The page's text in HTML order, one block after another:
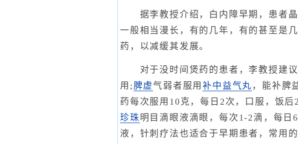
据李教授介绍，白内障早期，患者晶
一般相当漫长，有的几年，有的甚至是
药，以减缓其发展。
对于没时间煲药的患者，李教授建议
用; 脾虚气弱者服用补中益气丸 ，能补脾
药每次服用10克，每日2次，口服，饭
珍珠明目滴眼液滴眼，每次1-2滴，每
液，针刺疗法也适合于早期患者，常用